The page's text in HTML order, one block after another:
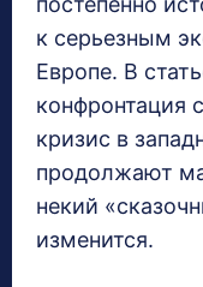
к серьезным
Европе. В
конфронтация
кризис в
продолжают
некий
изменится.